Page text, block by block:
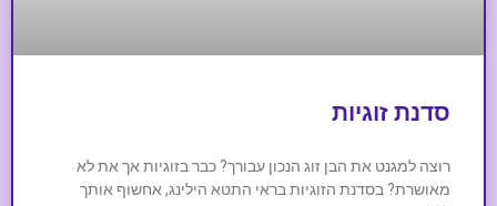
סדנת זוגיות
רוצה למגנט את הבן זוג הנכון עבורך? כבר בזוגיות אך את לא
מאושרת? בסדנת הזוגיות בראי התטא הילינג, אחשוף אותך